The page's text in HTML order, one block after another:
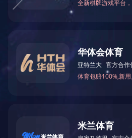
下一篇：暂无